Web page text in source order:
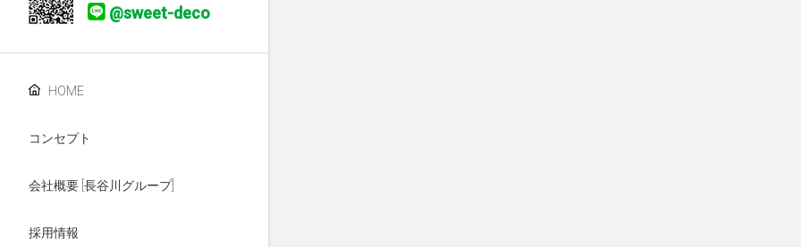
@sweet-deco
HOME
コンセプト
会社概要 [長谷川グループ]
採用情報